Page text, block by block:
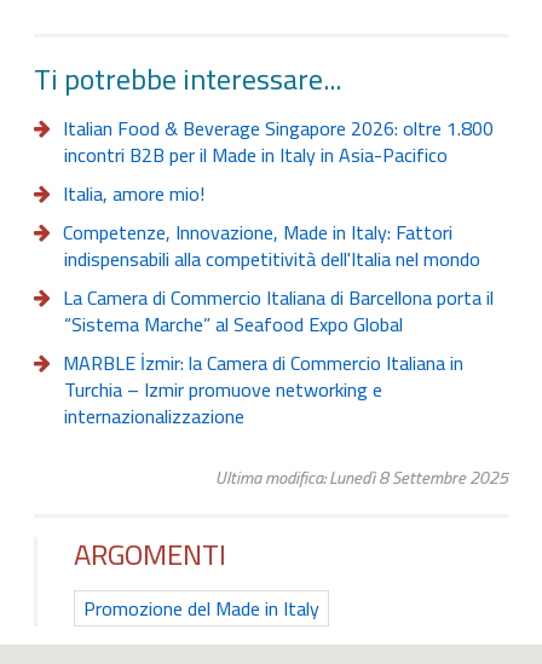
Ti potrebbe interessare...
Italian Food & Beverage Singapore 2026: oltre 1.800
incontri B2B per il Made in Italy in Asia-Pacifico
Italia, amore mio!
Competenze, Innovazione, Made in Italy: Fattori
indispensabili alla competitività dell'Italia nel mondo
La Camera di Commercio Italiana di Barcellona porta il
“Sistema Marche” al Seafood Expo Global
MARBLE İzmir: la Camera di Commercio Italiana in
Turchia – Izmir promuove networking e
internazionalizzazione
Ultima modifica: Lunedì 8 Settembre 2025
ARGOMENTI
Promozione del Made in Italy